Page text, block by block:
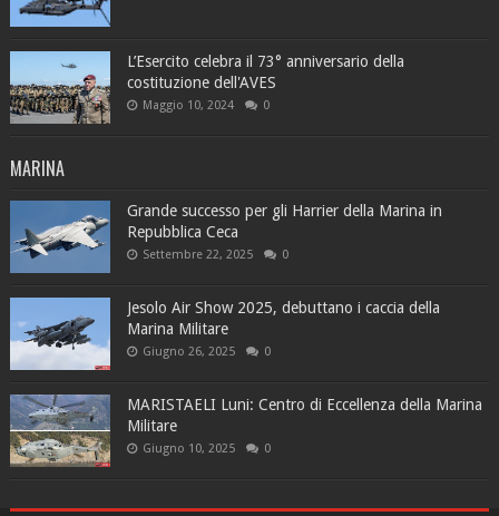
L’Esercito celebra il 73° anniversario della
costituzione dell'AVES
Maggio 10, 2024 0
MARINA
Grande successo per gli Harrier della Marina in
Repubblica Ceca
Settembre 22, 2025 0
Jesolo Air Show 2025, debuttano i caccia della
Marina Militare
Giugno 26, 2025 0
MARISTAELI Luni: Centro di Eccellenza della Marina
Militare
Giugno 10, 2025 0